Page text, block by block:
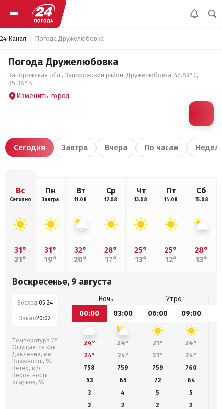
24 Канал Погода Дружелюбовка
Погода Дружелюбовка
Запорожская обл., Запорожский район, Дружелюбовка, 47.89°С,
35.38°В
Изменить город
Сегодня Завтра Вчера По часам
Вс
Сегодня
31°
21°
Пн
Завтра
31°
19°
Вт
11.08
32°
20°
Ср
12.08
28°
17°
Чт
13.08
25°
13°
Пт
14.08
25°
12°
Сб
15.08
28°
13°
Воскресенье, 9 августа
Восход:05:24
Закат:20:02
Температура С°
Ощущается как
Давление, мм
Влажность, %
Ветер, м/с
Вероятность
осадков, %
Ночь
Утро
00:00
03:00 06:00 09:00
24° 24° 21° 24°
24° 24° 21° 24°
758
759 759 760
53
65 72
64
3
4 5
5
2
2 2 2